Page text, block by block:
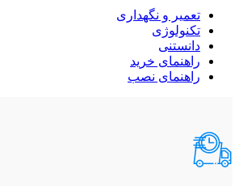
تعمیر و نگهداری
تکنولوژی
دانستنی
راهنمای خرید
راهنمای نصب